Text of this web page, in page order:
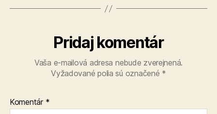
Pridaj komentár
Vaša e-mailová adresa nebude zverejnená.
Vyžadované polia sú označené *
Komentár *